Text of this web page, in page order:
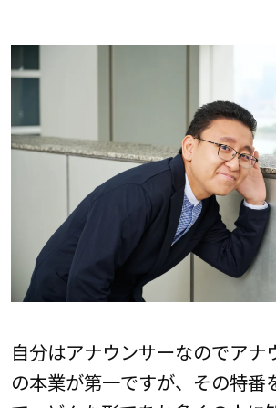
自分はアナウンサーなのでアナ
の本業が第一ですが、その特番